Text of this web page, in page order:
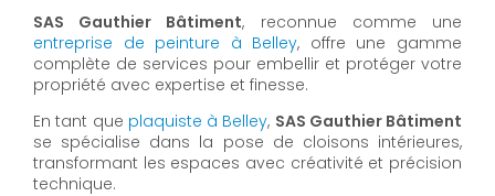
SAS Gauthier Bâtiment, reconnue comme une
entreprise de peinture à Belley, offre une gamme
complète de services pour embellir et protéger votre
propriété avec expertise et finesse.
En tant que plaquiste à Belley, SAS Gauthier Bâtiment
se spécialise dans la pose de cloisons intérieures,
transformant les espaces avec créativité et précision
technique.